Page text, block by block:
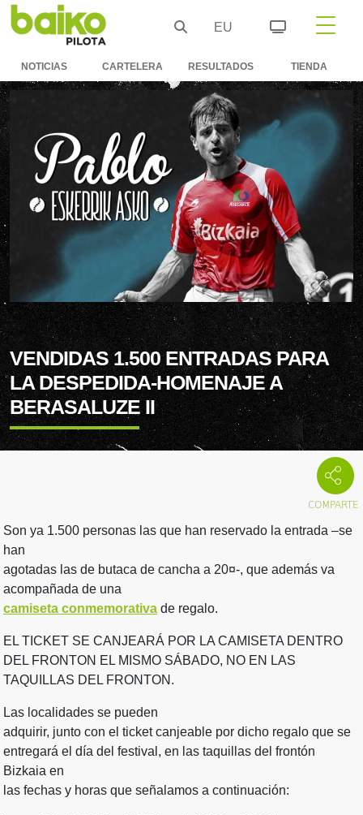
EU
NOTICIAS CARTELERA RESULTADOS TIENDA
VENDIDAS 1.500 ENTRADAS PARA
LA DESPEDIDA-HOMENAJE A
BERASALUZE II
Son ya 1.500 personas las que han reservado la entrada –se
han
agotadas las de butaca de cancha a 20¤-, que además va
acompañada de una
camiseta conmemorativa de regalo.
EL TICKET SE CANJEARÁ POR LA CAMISETA DENTRO
DEL FRONTON EL MISMO SÁBADO, NO EN LAS
TAQUILLAS DEL FRONTON.
Las localidades se pueden
adquirir, junto con el ticket canjeable por dicho regalo que se
entregará el día del festival, en las taquillas del frontón
Bizkaia en
las fechas y horas que señalamos a continuación: